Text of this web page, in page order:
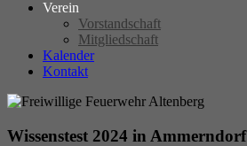
Verein
Vorstandschaft
Mitgliedschaft
Kalender
Kontakt
Wissenstest 2024 in Ammerndorf